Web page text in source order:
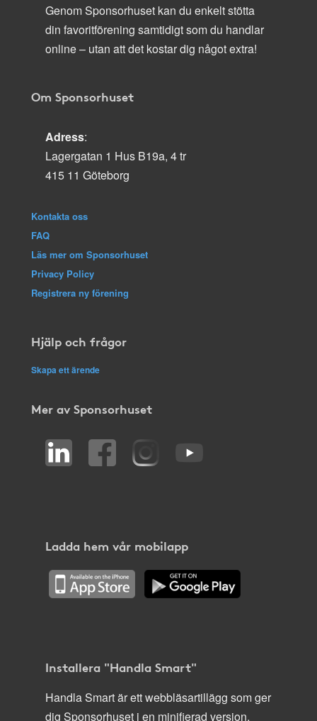
Genom Sponsorhuset kan du enkelt stötta
din favoritförening samtidigt som du handlar
online – utan att det kostar dig något extra!
Om Sponsorhuset
Adress:
Lagergatan 1 Hus B19a, 4 tr
415 11 Göteborg
Kontakta oss
FAQ
Läs mer om Sponsorhuset
Privacy Policy
Registrera ny förening
Hjälp och frågor
Skapa ett ärende
Mer av Sponsorhuset
Ladda hem vår mobilapp
Installera "Handla Smart"
Handla Smart är ett webbläsartillägg som ger
dig Sponsorhuset i en minifierad version,